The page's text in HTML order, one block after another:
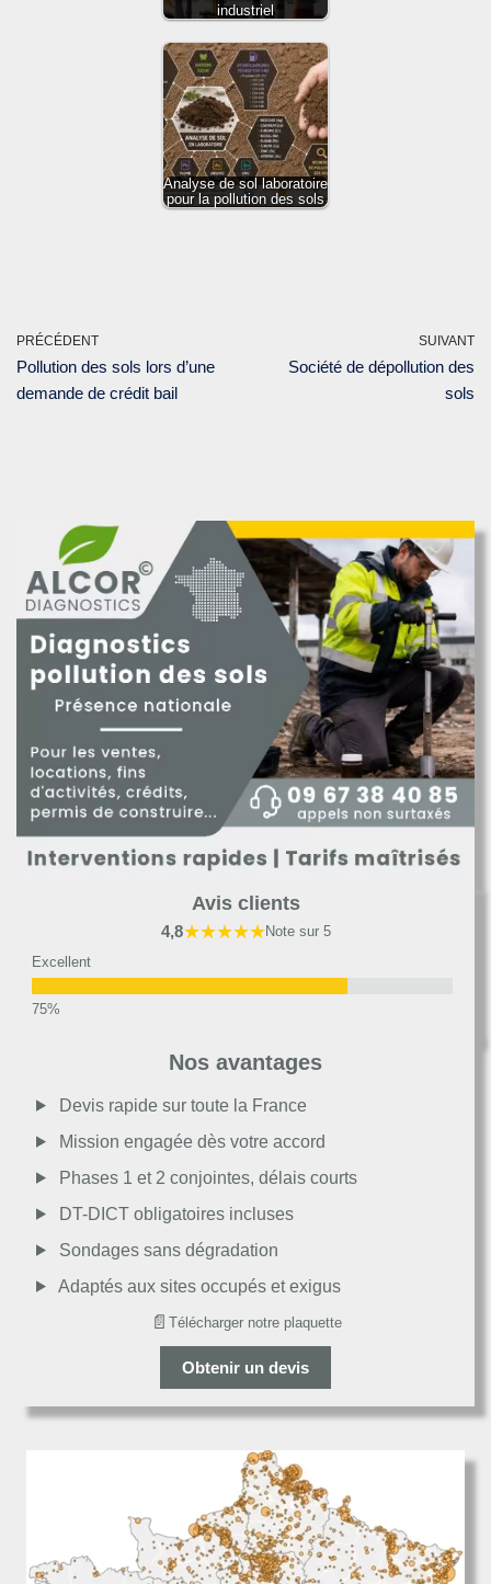
industriel
Analyse de sol laboratoire
pour la pollution des sols
PRÉCÉDENT
Pollution des sols lors d’une
demande de crédit bail
SUIVANT
Société de dépollution des
sols
Avis clients
4,8★★★★★Note sur 5
Excellent
Moyen
Passable
Décevant
Nos avantages
Devis rapide sur toute la France
Mission engagée dès votre accord
Phases 1 et 2 conjointes, délais courts
DT-DICT obligatoires incluses
Sondages sans dégradation
Adaptés aux sites occupés et exigus
📄 Télécharger notre plaquette
Obtenir un devis